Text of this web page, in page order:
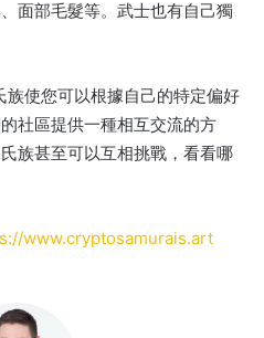
面部毛髮等。 武士也有自己獨
族使您可以根據自己的特定偏好
社區提供一種相互交流的方
族甚至可以互相挑戰，看看哪
www.cryptosamurais.art